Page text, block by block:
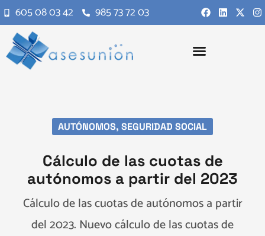
605 08 03 42 985 73 72 03
AUTÓNOMOS, SEGURIDAD SOCIAL
Cálculo de las cuotas de
autónomos a partir del 2023
Cálculo de las cuotas de autónomos a partir
del 2023. Nuevo cálculo de las cuotas de